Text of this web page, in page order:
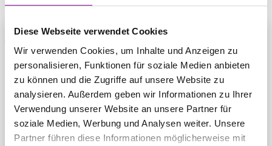
Diese Webseite verwendet Cookies
Wir verwenden Cookies, um Inhalte und Anzeigen zu
personalisieren, Funktionen für soziale Medien anbieten
zu können und die Zugriffe auf unsere Website zu
analysieren. Außerdem geben wir Informationen zu Ihrer
Verwendung unserer Website an unsere Partner für
soziale Medien, Werbung und Analysen weiter. Unsere
Partner führen diese Informationen möglicherweise mit
THE POWER
OF SURFACE.